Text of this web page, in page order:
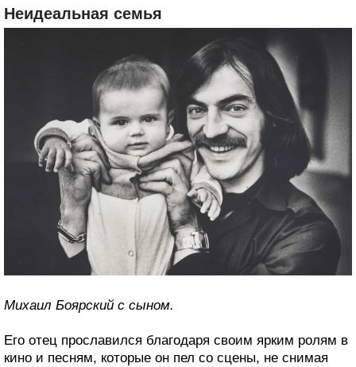
Неидеальная семья
Михаил Боярский с сыном.
Его отец прославился благодаря своим ярким ролям в
кино и песням, которые он пел со сцены, не снимая